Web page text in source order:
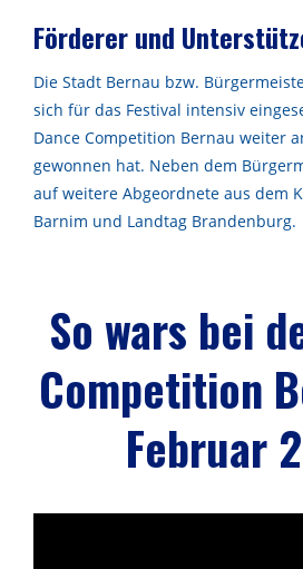
Förderer und
Die Stadt Bernau bzw.
sich für das Festival intensiv
Dance Competition Bernau weiter
gewonnen hat. Neben dem
auf weitere Abgeordnete aus dem
Barnim und Landtag Brandenburg.
So wars bei
Competition
Februar